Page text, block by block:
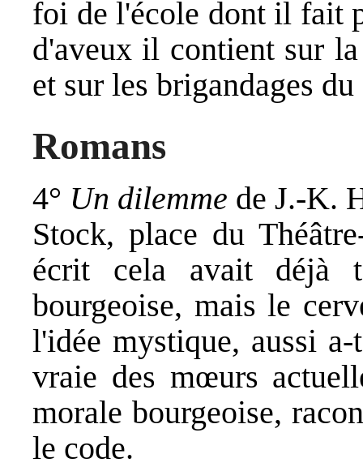
foi de l'école dont il fait
d'aveux il contient sur
et sur les brigandages
Romans
4° Un dilemme de J.-K.
Stock, place du
écrit cela avait déjà
bourgeoise, mais le
l'idée mystique, aussi
vraie des mœurs
morale bourgeoise,
le code.